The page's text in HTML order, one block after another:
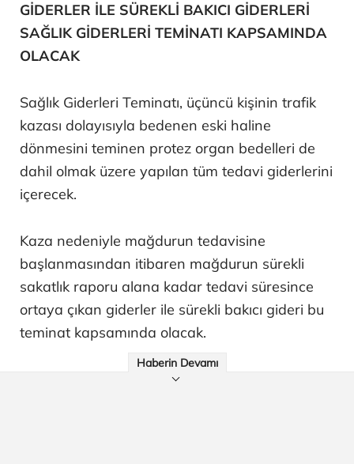
GİDERLER İLE SÜREKLİ BAKICI GİDERLERİ
SAĞLIK GİDERLERİ TEMİNATI KAPSAMINDA
OLACAK
Sağlık Giderleri Teminatı, üçüncü kişinin trafik
kazası dolayısıyla bedenen eski haline
dönmesini teminen protez organ bedelleri de
dahil olmak üzere yapılan tüm tedavi giderlerini
içerecek.
Kaza nedeniyle mağdurun tedavisine
başlanmasından itibaren mağdurun sürekli
sakatlık raporu alana kadar tedavi süresince
ortaya çıkan giderler ile sürekli bakıcı gideri bu
teminat kapsamında olacak.
Haberin Devamı